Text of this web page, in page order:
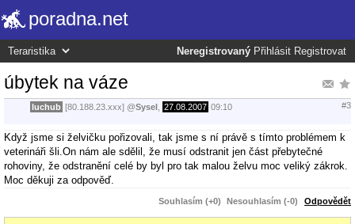
poradna.net
Neregistrovaný Přihlásit Registrovat
úbytek na váze
luchub [80.188.23.xxx] @Sysel 27.08.2007 09:10 #3
Když jsme si želvičku pořizovali, tak jsme s ní právě s tímto problémem k
veterináři šli.On nám ale sdělil, že musí odstranit jen část přebytečné
rohoviny, že odstranění celé by byl pro tak malou želvu moc veliký zákrok.
Moc děkuji za odpověď.
Souhlasím (+0) Nesouhlasím (-0) Odpovědět